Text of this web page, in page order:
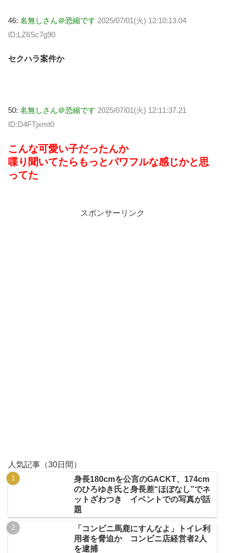
46: 名無しさん＠恐縮です 2025/07/01(火) 12:10:13.04
ID:LZ6Sc7g90
セクハラ案件か
50: 名無しさん＠恐縮です 2025/07/01(火) 12:11:37.21
ID:D4FTjxmt0
こんな可愛い子だったんか
喋り聞いてたらもっとパワフルな感じかと思
ってた
スポンサーリンク
人気記事（30日間）
身長180cmを公言のGACKT、174cm
のひろゆき氏と身長差“ほぼなし”でネ
ットざわつき イベントでの写真が話
題
「コンビニ馬鹿にすんなよ」トイレ利
用者を脅迫か コンビニ店経営者2人
を逮捕